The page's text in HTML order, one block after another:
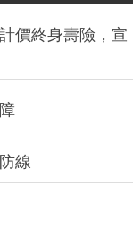
價終身壽險，宣
線